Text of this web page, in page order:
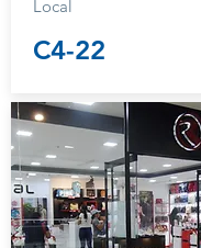
Local
C4-22